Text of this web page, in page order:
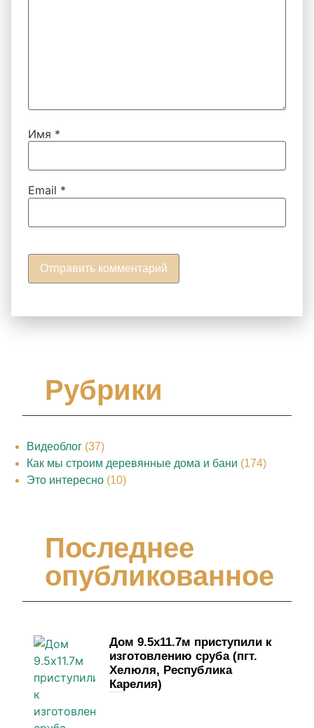
Имя *
Email *
Рубрики
Видеоблог (37)
Как мы строим деревянные дома и бани (174)
Это интересно (10)
Последнее
опубликованное
Дом 9.5х11.7м приступили к
изготовлению сруба (пгт.
Хелюля, Республика
Карелия)